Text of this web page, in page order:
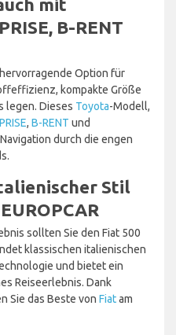
mit
B-RENT
Option für
kompakte Größe
legen. Dieses Toyota-Modell,
, B-RENT und
durch die engen
Stil
sollten Sie den Fiat 500
klassischen italienischen
und bietet ein
Reiseerlebnis. Dank
Sie das Beste von Fiatam